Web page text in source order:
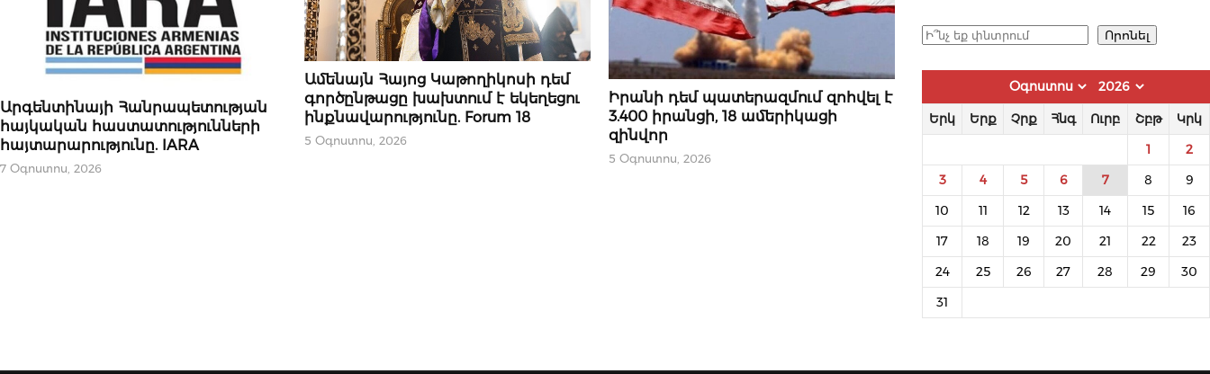
ԿԱՐԵՎՈՐԸ
Արգենտինայի Հանրապետության
հայկական հաստատությունների
հայտարարությունը. IARA
7 Օգոստոս, 2026
ՄԻՋԱԶԳԱՅԻՆ
Ամենայն Հայոց Կաթողիկոսի դեմ
գործընթացը խախտում է եկեղեցու
ինքնավարությունը. Forum 18
5 Օգոստոս, 2026
ՄԻՋԱԶԳԱՅԻՆ
Իրանի դեմ պատերազմում զոհվել է
3.400 իրանցի, 18 ամերիկացի
զինվոր
5 Օգոստոս, 2026
Որոնել Որոնել
Երկ Երք Չրք Հնգ Ուրբ Շբթ Կրկ
1 2
3 4 5 6 7 8 9
10 11 12 13 14 15 16
17 18 19 20 21 22 23
24 25 26 27 28 29 30
31